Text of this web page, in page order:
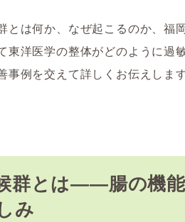
とは何か、なぜ起こるのか、福
東洋医学の整体がどのように過
例を交えて詳しくお伝えします
群とは――腸の機
み